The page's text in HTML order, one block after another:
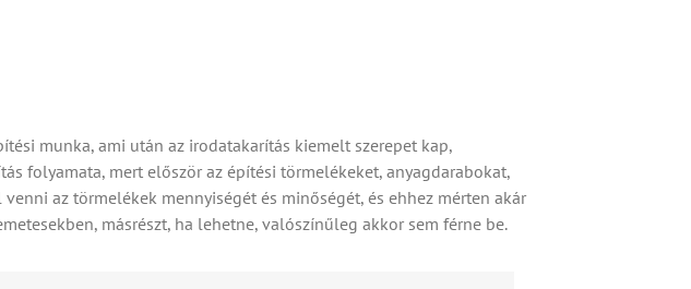
munka, ami után az irodatakarítás kiemelt szerepet kap,
folyamata, mert először az építési törmelékeket, anyagdarabokat,
az törmelékek mennyiségét és minőségét, és ehhez mérten akár
másrészt, ha lehetne, valószínűleg akkor sem férne be.